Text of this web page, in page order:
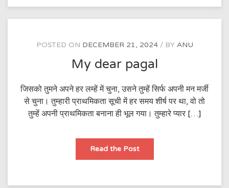
POSTED ON DECEMBER 21, 2024 BY ANU
My dear pagal
जिसको तुमने अपने हर लम्हें में चुना, उसने तुम्हें सिर्फ अपनी मन मर्जी
से चुना। तुम्हारी प्राथमिकता सूची में हर समय शीर्ष पर था, वो तो
तुम्हें अपनी प्राथमिकता बनाना ही भूल गया। तुम्हारे प्यार […]
Read the PostMy
pagal